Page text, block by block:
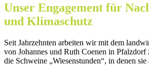
Unser Engagement für
und Klimaschutz
Seit Jahrzehnten arbeiten wir mit dem
von Johannes und Ruth Coenen in Pfalzdorf
die Schweine „Wiesenstunden“, in denen